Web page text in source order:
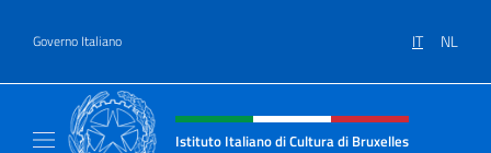
Governo Italiano IT NL
Intestazione sito, social e menù
Istituto Italiano di Cultura di Bruxelles